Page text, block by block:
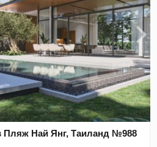
Пляж Най Янг, Таиланд №988